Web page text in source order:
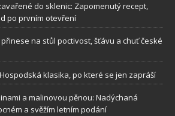
do sklenic: Zapomenutý recept,
po prvním otevření
na stůl poctivost, šťávu a chuť české
klasika, po které se jen zapráší
a malinovou pěnou: Nadýchaná
a svěžím letním podání